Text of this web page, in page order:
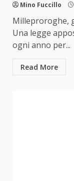
Mino Fuccillo
Milleproroghe,
Una legge
ogni anno per...
Read More